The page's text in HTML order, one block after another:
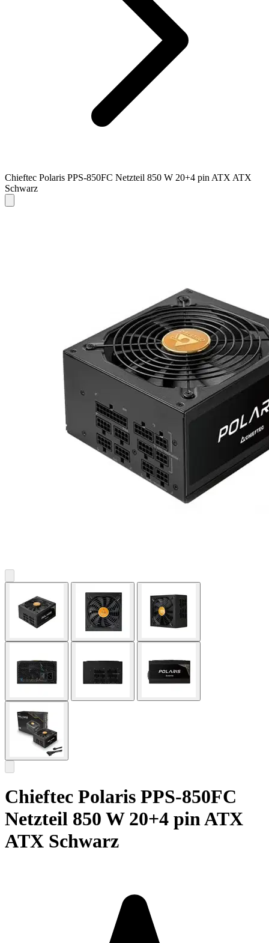
Chieftec Polaris PPS-850FC Netzteil 850 W 20+4 pin ATX ATX
Schwarz
Chieftec Polaris PPS-850FC
Netzteil 850 W 20+4 pin ATX
ATX Schwarz